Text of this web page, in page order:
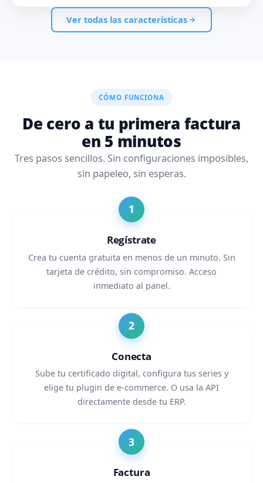
Ver todas las características
CÓMO FUNCIONA
De cero a tu primera factura
en 5 minutos
Tres pasos sencillos. Sin configuraciones imposibles,
sin papeleo, sin esperas.
Regístrate
Crea tu cuenta gratuita en menos de un minuto. Sin
tarjeta de crédito, sin compromiso. Acceso
inmediato al panel.
Conecta
Sube tu certificado digital, configura tus series y
elige tu plugin de e-commerce. O usa la API
directamente desde tu ERP.
Factura